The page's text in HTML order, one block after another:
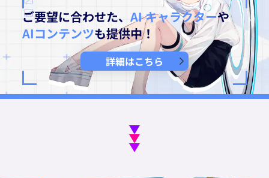
ご要望に合わせた、 AI キャラクターや
AIコンテンツも提供中！
詳細はこちら